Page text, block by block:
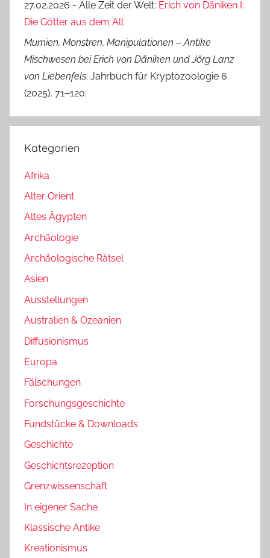
27.02.2026 - Alle Zeit der Welt: Erich von Däniken I:
Die Götter aus dem All
Mumien, Monstren, Manipulationen ‒ Antike
Mischwesen bei Erich von Däniken und Jörg Lanz
von Liebenfels. Jahrbuch für Kryptozoologie 6
(2025), 71‒120.
Kategorien
Afrika
Alter Orient
Altes Ägypten
Archäologie
Archäologische Rätsel
Asien
Ausstellungen
Australien & Ozeanien
Diffusionismus
Europa
Fälschungen
Forschungsgeschichte
Fundstücke & Downloads
Geschichte
Geschichtsrezeption
Grenzwissenschaft
In eigener Sache
Klassische Antike
Kreationismus